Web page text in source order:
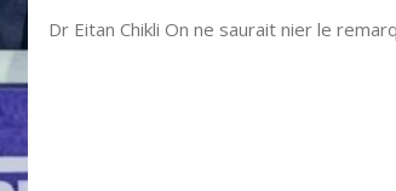
Dr Eitan Chikli On ne saurait nier le